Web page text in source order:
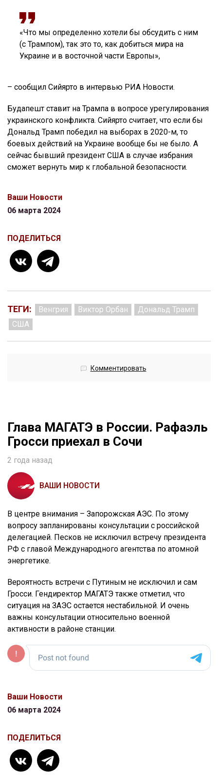
«Что мы определенно хотели бы обсудить с ним
(с Трампом), так это то, как добиться мира на
Украине и в восточной части Европы»,
– сообщил Сийярто в интервью РИА Новости.
Будапешт ставит на Трампа в вопросе урегулирования
украинского конфликта. Сийярто считает, что если бы
Дональд Трамп победил на выборах в 2020-м, то
боевых действий на Украине вообще бы не было. А
сейчас бывший президент США в случае избрания
сможет вернуть мир к глобальной безопасности.
Ваши Новости
06 марта 2024
ПОДЕЛИТЬСЯ
ТЕГИ: Венгрия Виктор Орбан
Дональд Трамп
США
Комментировать
Глава МАГАТЭ в России. Рафаэль
Гросси приехал в Сочи
2 года назад
ВАШИ НОВОСТИ
В центре внимания – Запорожская АЭС. По этому
вопросу запланированы консультации с российской
делегацией. Песков не исключил встречу президента
РФ с главой Международного агентства по атомной
энергетике.
Вероятность встречи с Путиным не исключил и сам
Гросси. Гендиректор МАГАТЭ также отметил, что
ситуация на ЗАЭС остается нестабильной. И очень
важны консультации относительно военной
активности в районе станции.
Ваши Новости
06 марта 2024
ПОДЕЛИТЬСЯ